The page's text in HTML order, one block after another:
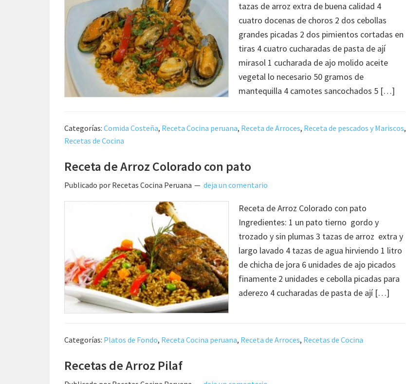
tazas de arroz extra de buena calidad 4
cuatro docenas de choros 2 dos cebollas
grandes picadas 2 dos pimientos cortadas en
tiras 4 cuatro cucharadas de pasta de ají
mirasol 1 cucharada de ajo molido aceite
vegetal lo necesario 50 gramos de
mantequilla 4 camotes sancochados 5 […]
Categorías: Comida Costeña, Receta Cocina peruana, Receta de Arroces, Receta de pescados y Mariscos,
Recetas de Cocina
Receta de Arroz Colorado con pato
Publicado por Recetas Cocina Peruana deja un comentario
Receta de Arroz Colorado con pato
Ingredientes: 1 un pato tierno gordo y
trozado y sin plumas 3 tazas de arroz extra y
largo lavado 4 tazas de agua hirviendo 1 litro
de chicha de jora 6 unidades de ajo picados
finamente 2 unidades e cebolla picadas para
aderezo 4 cucharadas de pasta de ají […]
Categorías: Platos de Fondo, Receta Cocina peruana, Receta de Arroces, Recetas de Cocina
Recetas de Arroz Pilaf